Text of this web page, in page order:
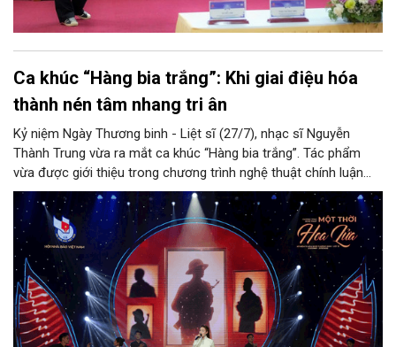
Ca khúc “Hàng bia trắng”: Khi giai điệu hóa
thành nén tâm nhang tri ân
Kỷ niệm Ngày Thương binh - Liệt sĩ (27/7), nhạc sĩ Nguyễn
Thành Trung vừa ra mắt ca khúc “Hàng bia trắng”. Tác phẩm
vừa được giới thiệu trong chương trình nghệ thuật chính luận
“Một thời hoa lửa” do Hội Nhà báo Việt Nam phối hợp với các
đơn vị tổ chức tại Hà Nội tối 22/7. Qua chất giọng giàu nội lực
và cảm xúc của Quán quân Sao Mai 2017 Thu Thủy cùng tiếng
cello của nghệ sĩ Thiên Nga, tiếng guitar của nghệ sĩ Thanh
Tùng, ca khúc đã góp phần lan tỏa thông điệp tri ân sâu sắc.